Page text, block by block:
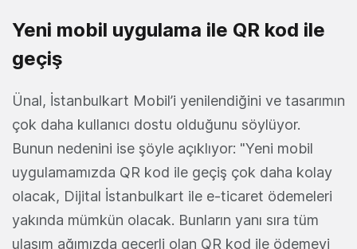
Yeni mobil uygulama ile QR kod ile
geçiş
Ünal, İstanbulkart Mobil’i yenilendiğini ve tasarımın
çok daha kullanıcı dostu olduğunu söylüyor.
Bunun nedenini ise şöyle açıklıyor: "Yeni mobil
uygulamamızda QR kod ile geçiş çok daha kolay
olacak, Dijital İstanbulkart ile e-ticaret ödemeleri
yakında mümkün olacak. Bunların yanı sıra tüm
ulaşım ağımızda geçerli olan QR kod ile ödemeyi